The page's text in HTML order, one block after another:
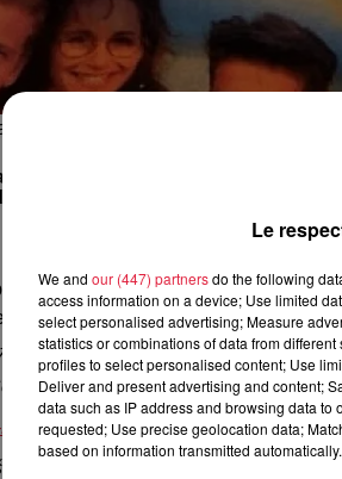
publiée par la Gendarmerie du
lancé ce midi un appel à témoins
fois près d’Ingwiller
forte, portant des lunettes) est
près d’Ingwiller.
Merci à nos abonnés (ées) pour vos
surMardi 16 mars 2021
ï¸âš ï¸ La Gendarmerie du Bas-
Le
We and our (447) partnersdo the following
access information on a device; Use limited
select personalised advertising; Measure
statistics or combinations of data from
profiles to select personalised content; Use
Deliver and present advertising and content;
data such as IP address and browsing data
requested; Use precise geolocation data;
based on information transmitted automatically.